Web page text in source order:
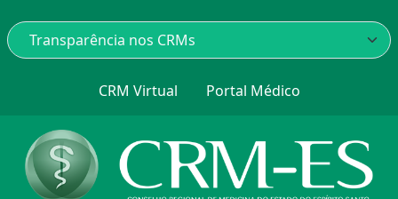
CRM Virtual Portal Médico